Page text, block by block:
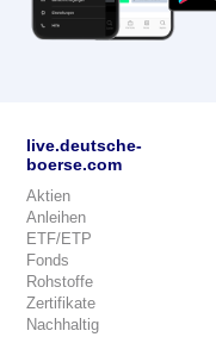
live.deutsche-
boerse.com
Aktien
Anleihen
ETF/ETP
Fonds
Rohstoffe
Zertifikate
Nachhaltig